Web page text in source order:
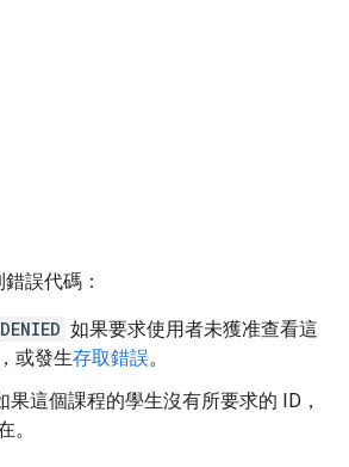
誤代碼：
如果要求使用者未獲准查看這
或發生存取錯誤。
果這個課程的學生沒有所要求的 ID，
。